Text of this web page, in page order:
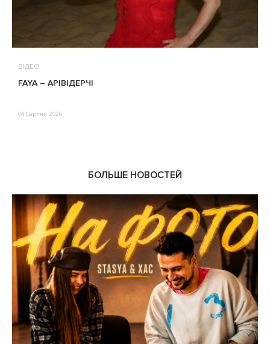
ВІДЕО
FAYA – АРІВІДЕРЧІ
04 Серпня 2026
БОЛЬШЕ НОВОСТЕЙ